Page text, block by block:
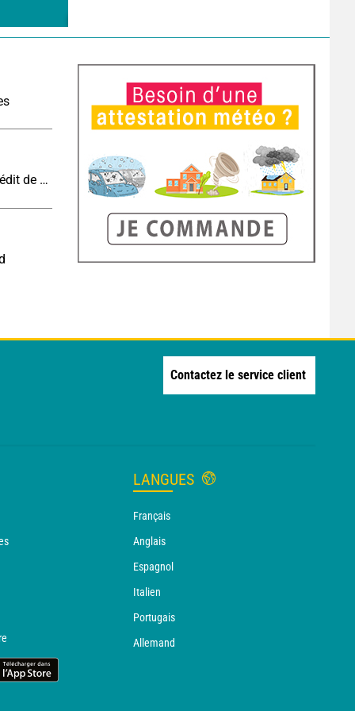
Vague de chaleur et canicule : vers un record inédit de chaleur durable en France
Contactez le service client
LANGUES
Français
Anglais
Espagnol
Italien
Portugais
Allemand